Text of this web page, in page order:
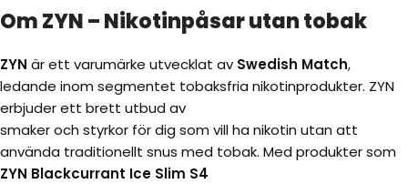
Om ZYN – Nikotinpåsar utan tobak
ZYN är ett varumärke utvecklat av Swedish Match,
ledande inom segmentet tobaksfria nikotinprodukter. ZYN
erbjuder ett brett utbud av
smaker och styrkor för dig som vill ha nikotin utan att
använda traditionellt snus med tobak. Med produkter som
ZYN Blackcurrant Ice Slim S4